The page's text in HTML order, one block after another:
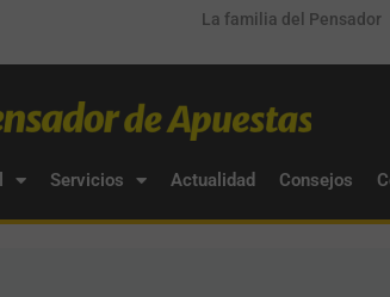
La familia del Pensador
Servicios Actualidad Consejos